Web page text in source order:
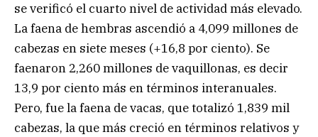
se verificó el cuarto nivel de actividad más elevado.
La faena de hembras ascendió a 4,099 millones de
cabezas en siete meses (+16,8 por ciento). Se
faenaron 2,260 millones de vaquillonas, es decir
13,9 por ciento más en términos interanuales.
Pero, fue la faena de vacas, que totalizó 1,839 mil
cabezas, la que más creció en términos relativos y